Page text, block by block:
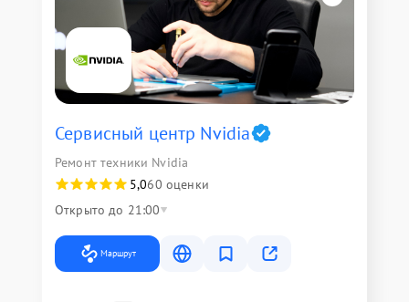
Сервисный центр Nvidia
Ремонт техники Nvidia
5,060 оценки
Открыто до 21:00
Маршрут